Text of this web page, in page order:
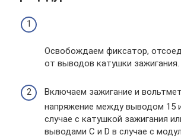
Освобождаем фиксатор,
от выводов катушки зажигания.
Включаем зажигание и
напряжение между выводом 15
случае с катушкой зажигания
выводами C и D в случае с